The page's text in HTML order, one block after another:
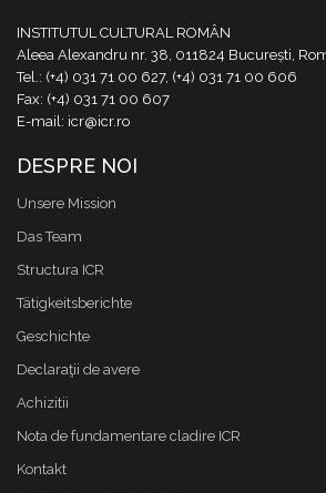
INSTITUTUL CULTURAL ROMÂN
Aleea Alexandru nr. 38, 011824 București,
Tel.: (+4) 031 71 00 627, (+4) 031 71 00 606
Fax: (+4) 031 71 00 607
E-mail: icr@icr.ro
DESPRE NOI
Unsere Mission
Das Team
Structura ICR
Tätigkeitsberichte
Geschichte
Declaraţii de avere
Achizitii
Nota de fundamentare cladire ICR
Kontakt